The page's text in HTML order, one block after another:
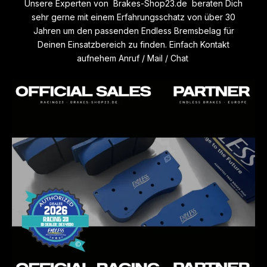
Straßeneinsatz entwickelt und abgestimmt worden. CCD-P ist
sehr langlebig und weist eine sehr geringe Verschleißrate
auf. CCD-P ist hergestellt mit den gleichen
Produktionstechniken wie alle Endless Renncompounds. Er
funktioniert sehr gut mit ABS- und ESP Systemen da der
sanfte Reaktion aufweist. Dies verleiht dem ABS-Einsatz
Stabilität und verhindert so eine übermäßige
- CCD-Aist speziell für Keramik Bremsscheiben mit
Einsatzbereich Straße und Trackday entwickelt und
abgestimmt worden. Dieser Compound verfügt über eine
gute Hitzebeständigkeit, Belag-Verschleißfestigkeit, Anti-
Fade Eigenschaften und sehr gutem Pedalgefühl
FÜR HÄRTERE TRACKDAYS UND RACING. NUR
BEDINGT FÜR DEN STRAßENEINSATZ GEEIGNET
- ME22ist eine Weiterentwicklung des beliebten ME20-
Unsere Experten von Brakes-Shop23.de beraten Dich
sehr gerne mit einem Erfahrungsschatz von über 30
Jahren um den passenden Endless Bremsbelag für
Deinen Einsatzbereich zu finden. Einfach Kontakt
aufnehem Anruf / Mail / Chat